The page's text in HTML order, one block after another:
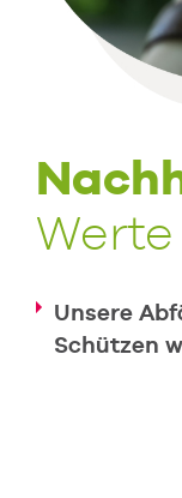
Werte
Unsere
Schützen